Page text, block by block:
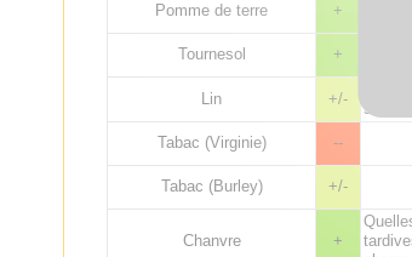
Pomme de terre
+
Tournesol
+
Lin +/-
Effet
Tabac (Virginie)
--
Tabac (Burley) +/-
Chanvre +